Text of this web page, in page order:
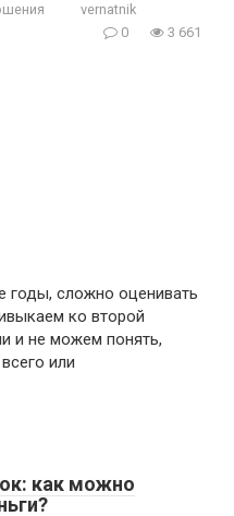
vernatnik
0
3 661
годы, сложно оценивать
ко второй
и не можем понять,
или
как можно